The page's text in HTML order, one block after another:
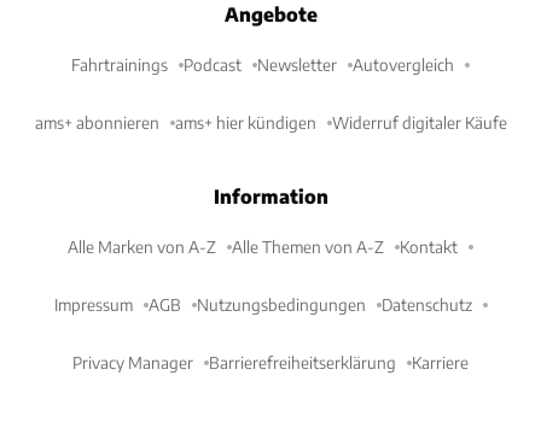
Angebote
Fahrtrainings Podcast Newsletter Autovergleich
ams+ abonnieren ams+ hier kündigen Widerruf digitaler Käufe
Information
Alle Marken von A-Z Alle Themen von A-Z Kontakt
Impressum AGB Nutzungsbedingungen Datenschutz
Privacy Manager Barrierefreiheitserklärung Karriere